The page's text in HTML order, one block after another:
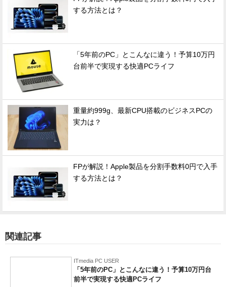
する方法とは？
「5年前のPC」とこんなに違う！予算10万円
台前半で実現する快適PCライフ
重量約999g、最新CPU搭載のビジネスPCの
実力は？
FPが解説！Apple製品を分割手数料0円で入手
する方法とは？
関連記事
ITmedia PC USER
「5年前のPC」とこんなに違う！予算10万円台
前半で実現する快適PCライフ